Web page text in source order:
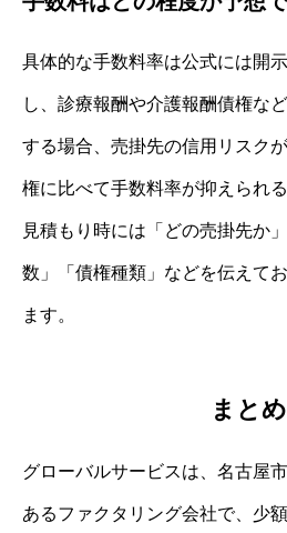
具体的な手数料率は公式には開
し、診療報酬や介護報酬債権な
する場合、売掛先の信用リスク
権に比べて手数料率が抑えられ
見積もり時には「どの売掛先か
数」「債権種類」などを伝えて
ます。
まとめ
グローバルサービスは、名古屋
あるファクタリング会社で、少